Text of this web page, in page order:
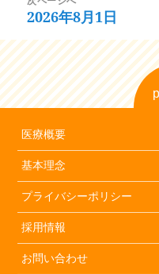
ビ
ゲ
ー
次
の
投
稿:
2026年8月1日
医療概要
基本理念
プライバシーポリシー
採用情報
お問い合わせ